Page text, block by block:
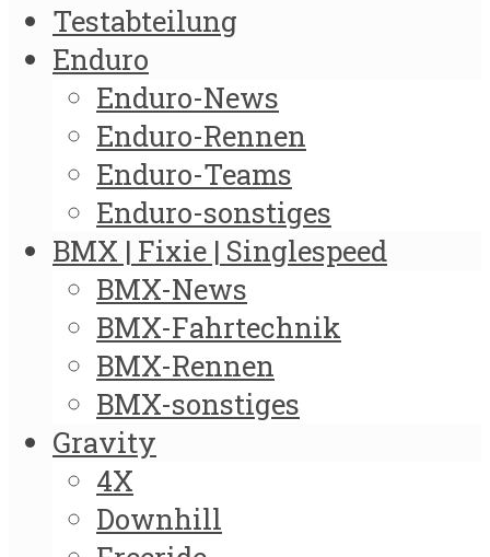
Testabteilung
Enduro
Enduro-News
Enduro-Rennen
Enduro-Teams
Enduro-sonstiges
BMX | Fixie | Singlespeed
BMX-News
BMX-Fahrtechnik
BMX-Rennen
BMX-sonstiges
Gravity
4X
Downhill